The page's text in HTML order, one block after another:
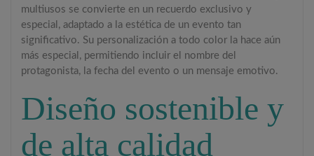
multiusos se convierte en un recuerdo exclusivo y
especial, adaptado a la estética de un evento tan
significativo. Su personalización a todo color la hace aún
más especial, permitiendo incluir el nombre del
protagonista, la fecha del evento o un mensaje emotivo.
Diseño sostenible y
de alta calidad